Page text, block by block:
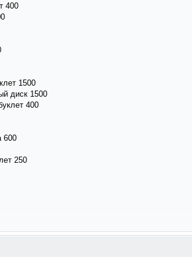
400
1500
диск 1500
400
600
250